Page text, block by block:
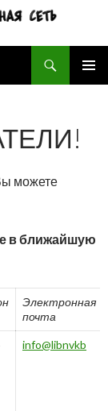
БИБЛИОТЕЧНАЯ ИНФОРМАЦИОННАЯ СЕТЬ городского округа Новокуйбышевск
можете
в ближайшую
Электронная
почта
info@libnvkb